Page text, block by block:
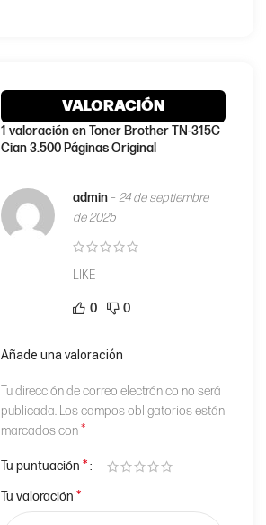
VALORACIÓN
1 valoración enToner Brother TN-315C
Cian 3.500 Páginas Original
admin– 24 de septiembre
de 2025
LIKE
0 0
Añade una valoración
Tu dirección de correo electrónico no será
publicada. Los campos obligatorios están
marcados con*
Tu puntuación *
Tu valoración *